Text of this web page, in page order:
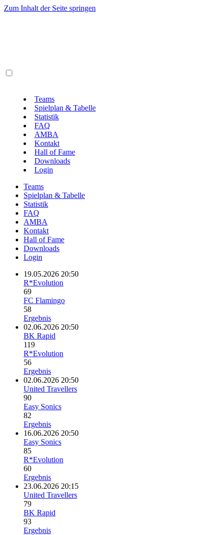
Zum Inhalt der Seite springen
Teams
Spielplan & Tabelle
Statistik
FAQ
AMBA
Kontakt
Hall of Fame
Downloads
Login
Teams
Spielplan & Tabelle
Statistik
FAQ
AMBA
Kontakt
Hall of Fame
Downloads
Login
19.05.2026 20:50
R*Evolution
69
FC Flamingo
58
Ergebnis
02.06.2026 20:50
BK Rapid
119
R*Evolution
56
Ergebnis
02.06.2026 20:50
United Travellers
90
Easy Sonics
82
Ergebnis
16.06.2026 20:50
Easy Sonics
85
R*Evolution
60
Ergebnis
23.06.2026 20:15
United Travellers
79
BK Rapid
93
Ergebnis